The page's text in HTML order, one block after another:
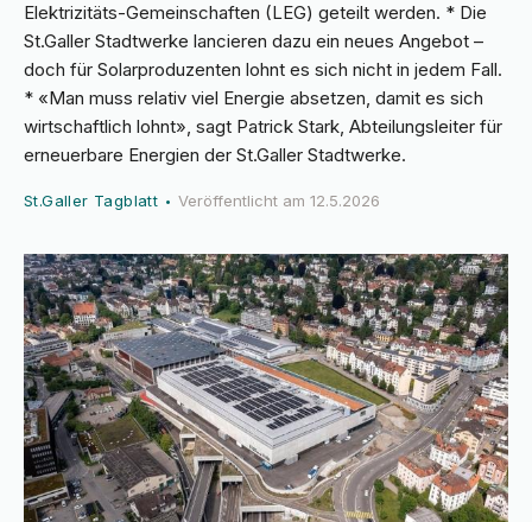
Elektrizitäts-Gemeinschaften (LEG) geteilt werden. * Die
St.Galler Stadtwerke lancieren dazu ein neues Angebot –
doch für Solarproduzenten lohnt es sich nicht in jedem Fall.
* «Man muss relativ viel Energie absetzen, damit es sich
wirtschaftlich lohnt», sagt Patrick Stark, Abteilungsleiter für
erneuerbare Energien der St.Galler Stadtwerke.
St.Galler Tagblatt •Veröffentlicht am 12.5.2026